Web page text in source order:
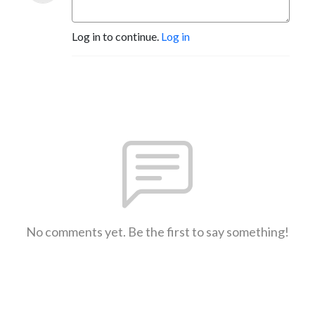
Log in to continue. Log in
No comments yet. Be the first to say something!